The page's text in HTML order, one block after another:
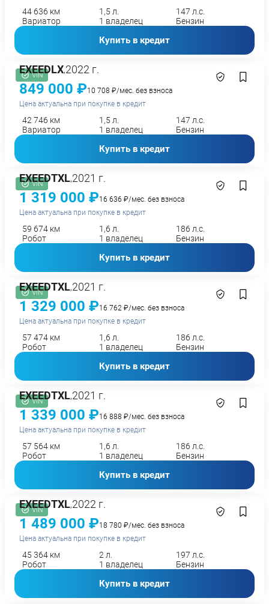
44 636 км 1,5 л.
147 л.с.
Вариатор
1 владелец Бензин
Купить в кредит
VIN
EXEEDLX,2022 г.
849 000 ₽10 708 ₽/мес. без взноса
Цена актуальна при покупке в кредит
42 746 км 1,5 л.
147 л.с.
Вариатор
1 владелец Бензин
Купить в кредит
VIN
EXEEDTXL,2021 г.
1 319 000 ₽16 636 ₽/мес. без взноса
Цена актуальна при покупке в кредит
59 674 км 1,6 л.
186 л.с.
Робот
1 владелец Бензин
Купить в кредит
VIN
EXEEDTXL,2021 г.
1 329 000 ₽16 762 ₽/мес. без взноса
Цена актуальна при покупке в кредит
57 474 км 1,6 л.
186 л.с.
Робот
1 владелец Бензин
Купить в кредит
VIN
EXEEDTXL,2021 г.
1 339 000 ₽16 888 ₽/мес. без взноса
Цена актуальна при покупке в кредит
57 564 км 1,6 л.
186 л.с.
Робот
1 владелец Бензин
Купить в кредит
VIN
EXEEDTXL,2022 г.
1 489 000 ₽18 780 ₽/мес. без взноса
Цена актуальна при покупке в кредит
45 364 км 2 л.
197 л.с.
Робот
1 владелец Бензин
Купить в кредит